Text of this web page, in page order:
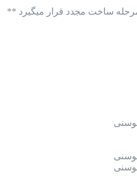
ساخت مجدد قرار میگیرد **